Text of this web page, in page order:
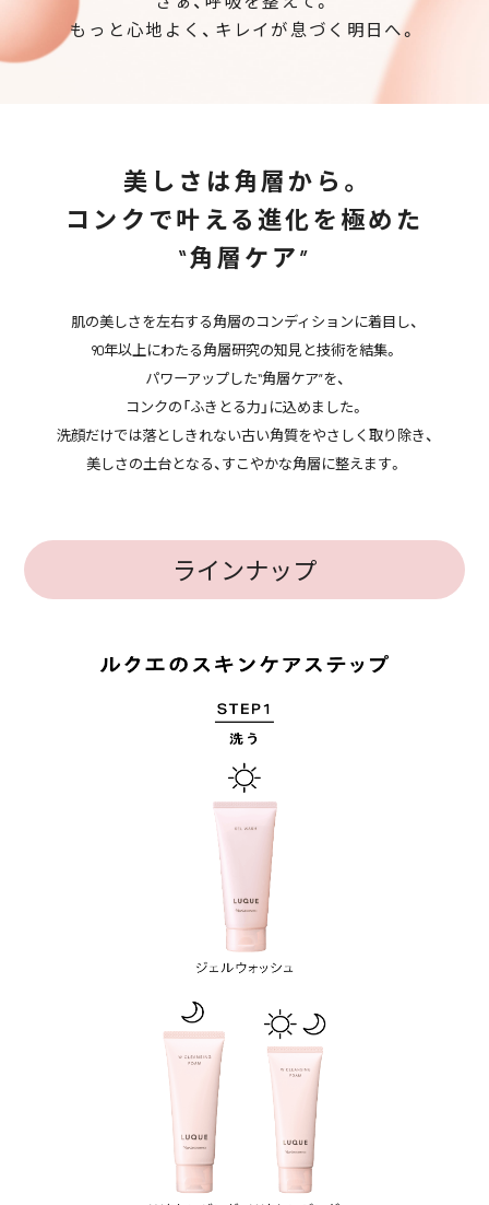
もっと心地よく、キレイが息づく明日へ。
美しさは角層から。
コンクで叶える進化を極めた
“角層ケア”
肌の美しさを左右する角層のコンディションに着目し、
90年以上にわたる角層研究の知見と技術を結集。
パワーアップした“角層ケア”を、
コンクの「ふきとる力」に込めました。
洗顔だけでは落としきれない古い角質をやさしく取り除き、
美しさの土台となる、すこやかな角層に整えます。
ラインナップ